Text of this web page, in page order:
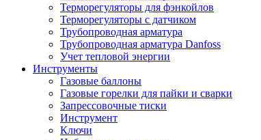
Терморегуляторы для фэнкойлов
Терморегуляторы с датчиком
Трубопроводная арматура
Трубопроводная арматура Danfoss
Учет тепловой энергии
Инструменты
Газовые баллоны
Газовые горелки для пайки и сварки
Запрессовочные тиски
Инструмент
Ключи